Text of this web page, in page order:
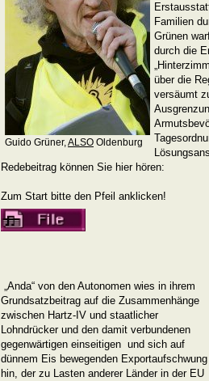
Guido Grüner,ALSO Oldenburg
Familien
Grünen
durch die
über die
versäumt
Redebeitrag können Sie hier hören:
Zum Start bitte den Pfeil anklicken!
„Anda“ von den Autonomen wies in ihrem
Grundsatzbeitrag auf die Zusammenhänge
zwischen Hartz-IV und staatlicher
Lohndrücker und den damit verbundenen
gegenwärtigen einseitigen und sich auf
dünnem Eis bewegenden Exportaufschwung
hin, der zu Lasten anderer Länder in der EU